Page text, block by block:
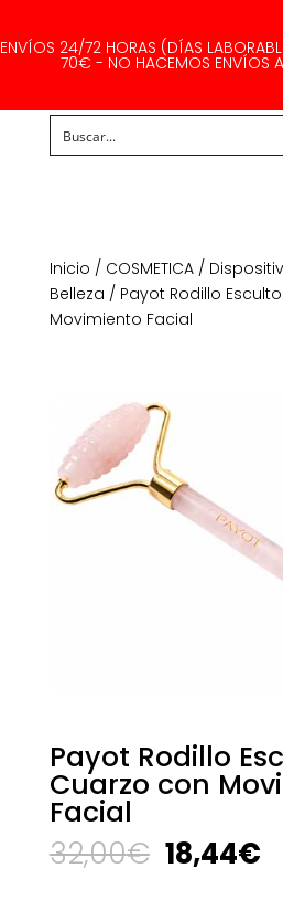
ENVÍOS 24/72 HORAS (DÍAS
70€ - NO HACEMOS ENVÍOS A
Inicio / COSMETICA/
Belleza / Payot Rodillo
Movimiento Facial
Payot Rodillo
Cuarzo con
Facial
32,00€ El
precio
18,44€El